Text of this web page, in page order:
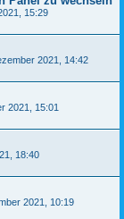
15:29
2021, 14:42
2021, 15:01
18:40
2021, 10:19